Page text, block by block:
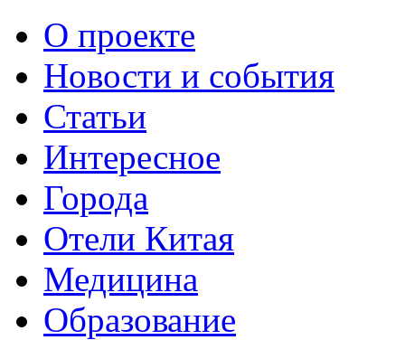
О проекте
Новости и события
Статьи
Интересное
Города
Отели Китая
Медицина
Образование